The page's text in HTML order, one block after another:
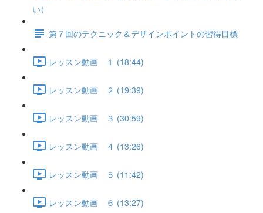
い）
第７回のテクニック＆デザインポイントの習得目標
レッスン動画 １ (18:44)
レッスン動画 ２ (19:39)
レッスン動画 ３ (30:59)
レッスン動画 ４ (13:26)
レッスン動画 ５ (11:42)
レッスン動画 ６ (13:27)